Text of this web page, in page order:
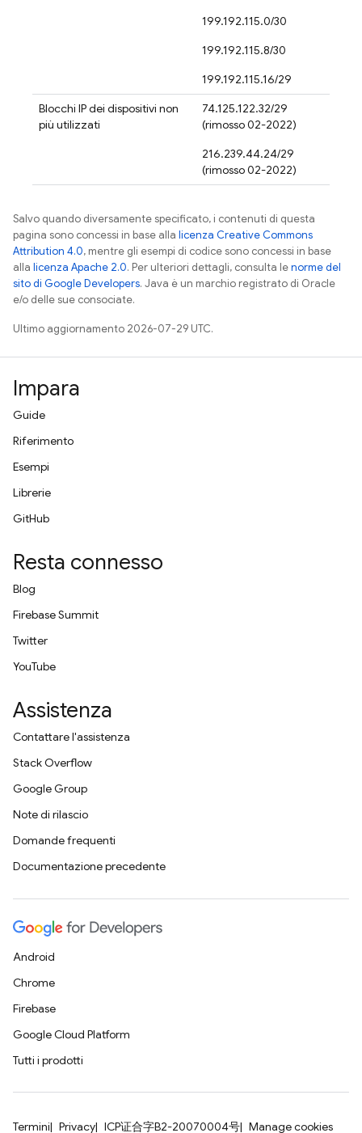
199.192.115.0/30
199.192.115.8/30
199.192.115.16/29
Blocchi IP dei dispositivi non
più utilizzati
74.125.122.32/29
(rimosso 02-2022)
216.239.44.24/29
(rimosso 02-2022)
Salvo quando diversamente specificato, i contenuti di questa
pagina sono concessi in base alla licenza Creative Commons
Attribution 4.0, mentre gli esempi di codice sono concessi in base
alla licenza Apache 2.0. Per ulteriori dettagli, consulta lenorme del
sito di Google Developers. Java è un marchio registrato di Oracle
e/o delle sue consociate.
Ultimo aggiornamento 2026-07-29 UTC.
Impara
Guide
Riferimento
Esempi
Librerie
GitHub
Resta connesso
Blog
Firebase Summit
Twitter
YouTube
Assistenza
Contattare l'assistenza
Stack Overflow
Google Group
Note di rilascio
Domande frequenti
Documentazione precedente
Android
Chrome
Firebase
Google Cloud Platform
Tutti i prodotti
Termini Privacy ICP证合字B2-20070004号 Manage cookies